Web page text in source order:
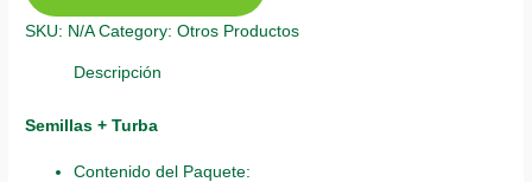
Para
Aster
quantity
SKU: N/A Category:Otros Productos
Descripción
Semillas + Turba
Contenido del Paquete: